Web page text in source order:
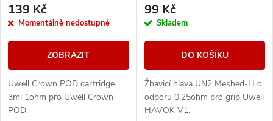
139 Kč
Momentálně nedostupné
ZOBRAZIT
Uwell Crown POD cartridge
3ml 1ohm pro Uwell Crown
POD.
99 Kč
Skladem
DO KOŠÍKU
Žhavicí hlava UN2 Meshed-H o
odporu 0,25ohm pro grip Uwell
HAVOK V1.